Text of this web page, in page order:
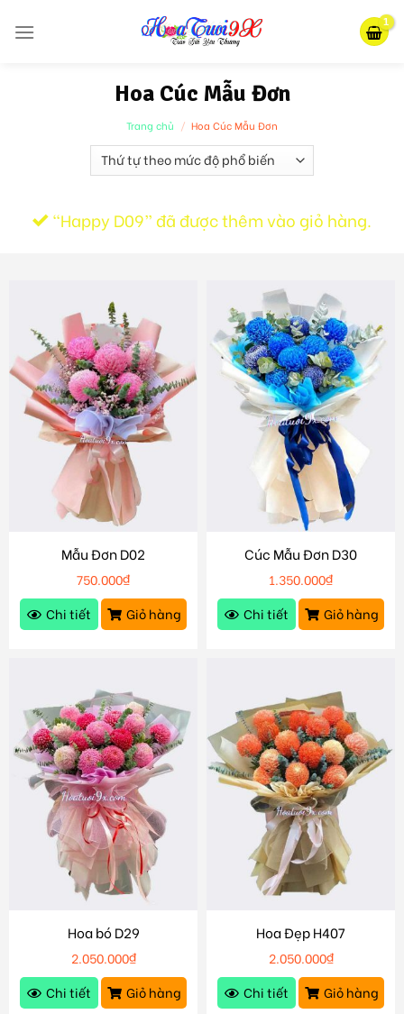
Hoa Cúc Mẫu Đơn
Trang chủ / Hoa Cúc Mẫu Đơn
“Happy D09” đã được thêm vào giỏ hàng.
Mẫu Đơn D02
750.000₫
Chi tiết
Giỏ hàng
Cúc Mẫu Đơn D30
1.350.000₫
Chi tiết
Giỏ hàng
Hoa bó D29
2.050.000₫
Chi tiết
Giỏ hàng
Hoa Đẹp H407
2.050.000₫
Chi tiết
Giỏ hàng